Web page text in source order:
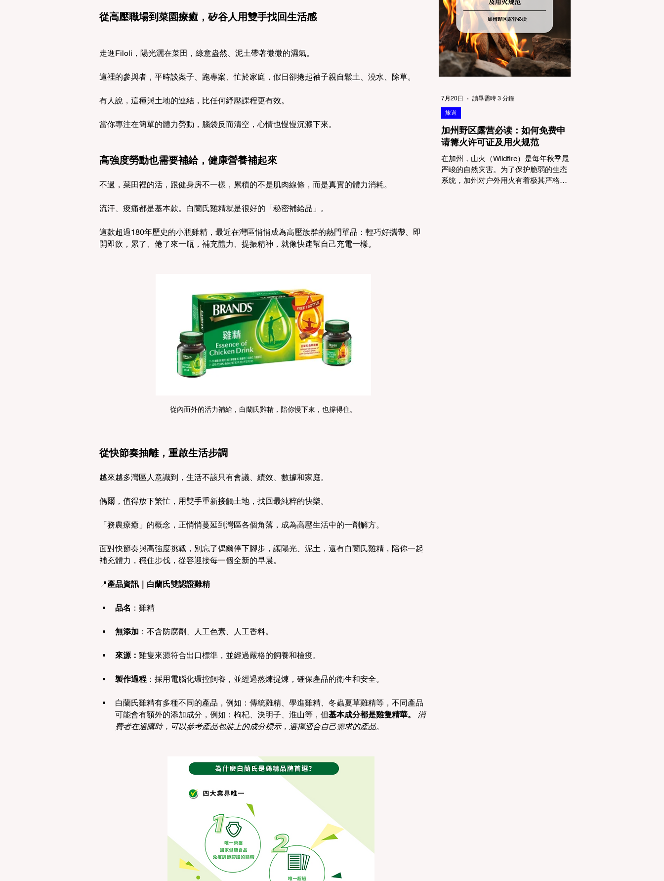
從高壓職場到菜園療癒，矽谷人用雙手找回生活感
走進Filoli，陽光灑在菜田，綠意盎然、泥土帶著微微的濕氣。
這裡的參與者，平時談案子、跑專案、忙於家庭，假日卻捲起袖子親自鬆土、澆水、除草。
有人說，這種與土地的連結，比任何紓壓課程更有效。
當你專注在簡單的體力勞動，腦袋反而清空，心情也慢慢沉澱下來。
高強度勞動也需要補給，健康營養補起來
不過，菜田裡的活，跟健身房不一樣，累積的不是肌肉線條，而是真實的體力消耗。
流汗、痠痛都是基本款。白蘭氏雞精就是很好的「秘密補給品」。
這款超過180年歷史的小瓶雞精，最近在灣區悄悄成為高壓族群的熱門單品：輕巧好攜帶、即
開即飲，累了、倦了來一瓶，補充體力、提振精神，就像快速幫自己充電一樣。
從內而外的活力補給，白蘭氏雞精，陪你慢下來，也撐得住。
從快節奏抽離，重啟生活步調
越來越多灣區人意識到，生活不該只有會議、績效、數據和家庭。
偶爾，值得放下繁忙，用雙手重新接觸土地，找回最純粹的快樂。
「務農療癒」的概念，正悄悄蔓延到灣區各個角落，成為高壓生活中的一劑解方。
面對快節奏與高強度挑戰，別忘了偶爾停下腳步，讓陽光、泥土，還有白蘭氏雞精，陪你一起
補充體力，穩住步伐，從容迎接每一個全新的早晨。
📍產品資訊｜白蘭氏雙認證雞精
品名 ：雞精
無添加 ：不含防腐劑、人工色素、人工香料。
來源： 雞隻來源符合出口標準，並經過嚴格的飼養和檢疫。
製作過程 ：採用電腦化環控飼養，並經過蒸煉提煉，確保產品的衛生和安全。
白蘭氏雞精有多種不同的產品，例如：傳統雞精、學進雞精、冬蟲夏草雞精等，不同產品
可能會有額外的添加成分，例如：枸杞、決明子、淮山等，但基本成分都是雞隻精華。
消
費者在選購時，可以參考產品包裝上的成分標示，選擇適合自己需求的產品。
里？ 加州的户外区域由不同的政府机构
管理，其核心保护目标决定了宠物政策
的严格程度。我们可以将其视为一条“从
严到宽”的鄙视链： 1. 极其严格：国家公
园 (National Parks) & 州立公园 (State
Parks) 政策基调： 优先保护原始生态与
野生动物。 实际规定： 在优胜美地、红
草甸
加州野区露营必读：如何免费申
请篝火许可证及用火规范
在加州，山火（Wildfire）是每年秋季最
严峻的自然灾害。为了保护脆弱的生态
系统，加州对户外用火有着极其严格的
旅遊
7月20日 讀畢需時 3 分鐘